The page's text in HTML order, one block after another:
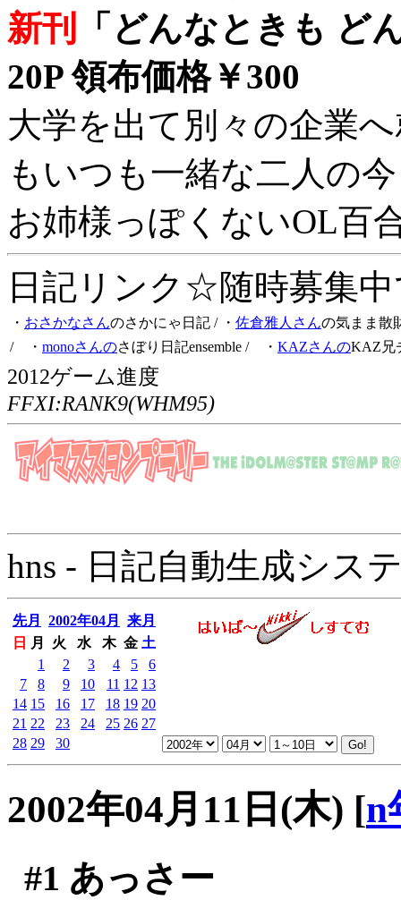
新刊
「どんなときも ど
20P 領布価格￥300
大学を出て別々の企業
もいつも一緒な二人の
お姉様っぽくないOL百
日記リンク☆随時募集
・ おさかなさんのさかにゃ日記 / ・ 佐倉雅人さんの気まま散
/ ・ monoさんのさぼり日記ensemble / ・ KAZさんのKAZ兄
2012ゲーム進度
FFXI:RANK9(WHM95)
hns - 日記自動生成シス
先月 2002年04月
来月
日
月 火 水 木 金 土
1
2 3 4 5
6
7
8 9 10 11 12 13
14 15 16 17 18 19 20
21 22 23 24 25 26 27
28 29 30
2002年04月11日(木) [n
#1 あっさー